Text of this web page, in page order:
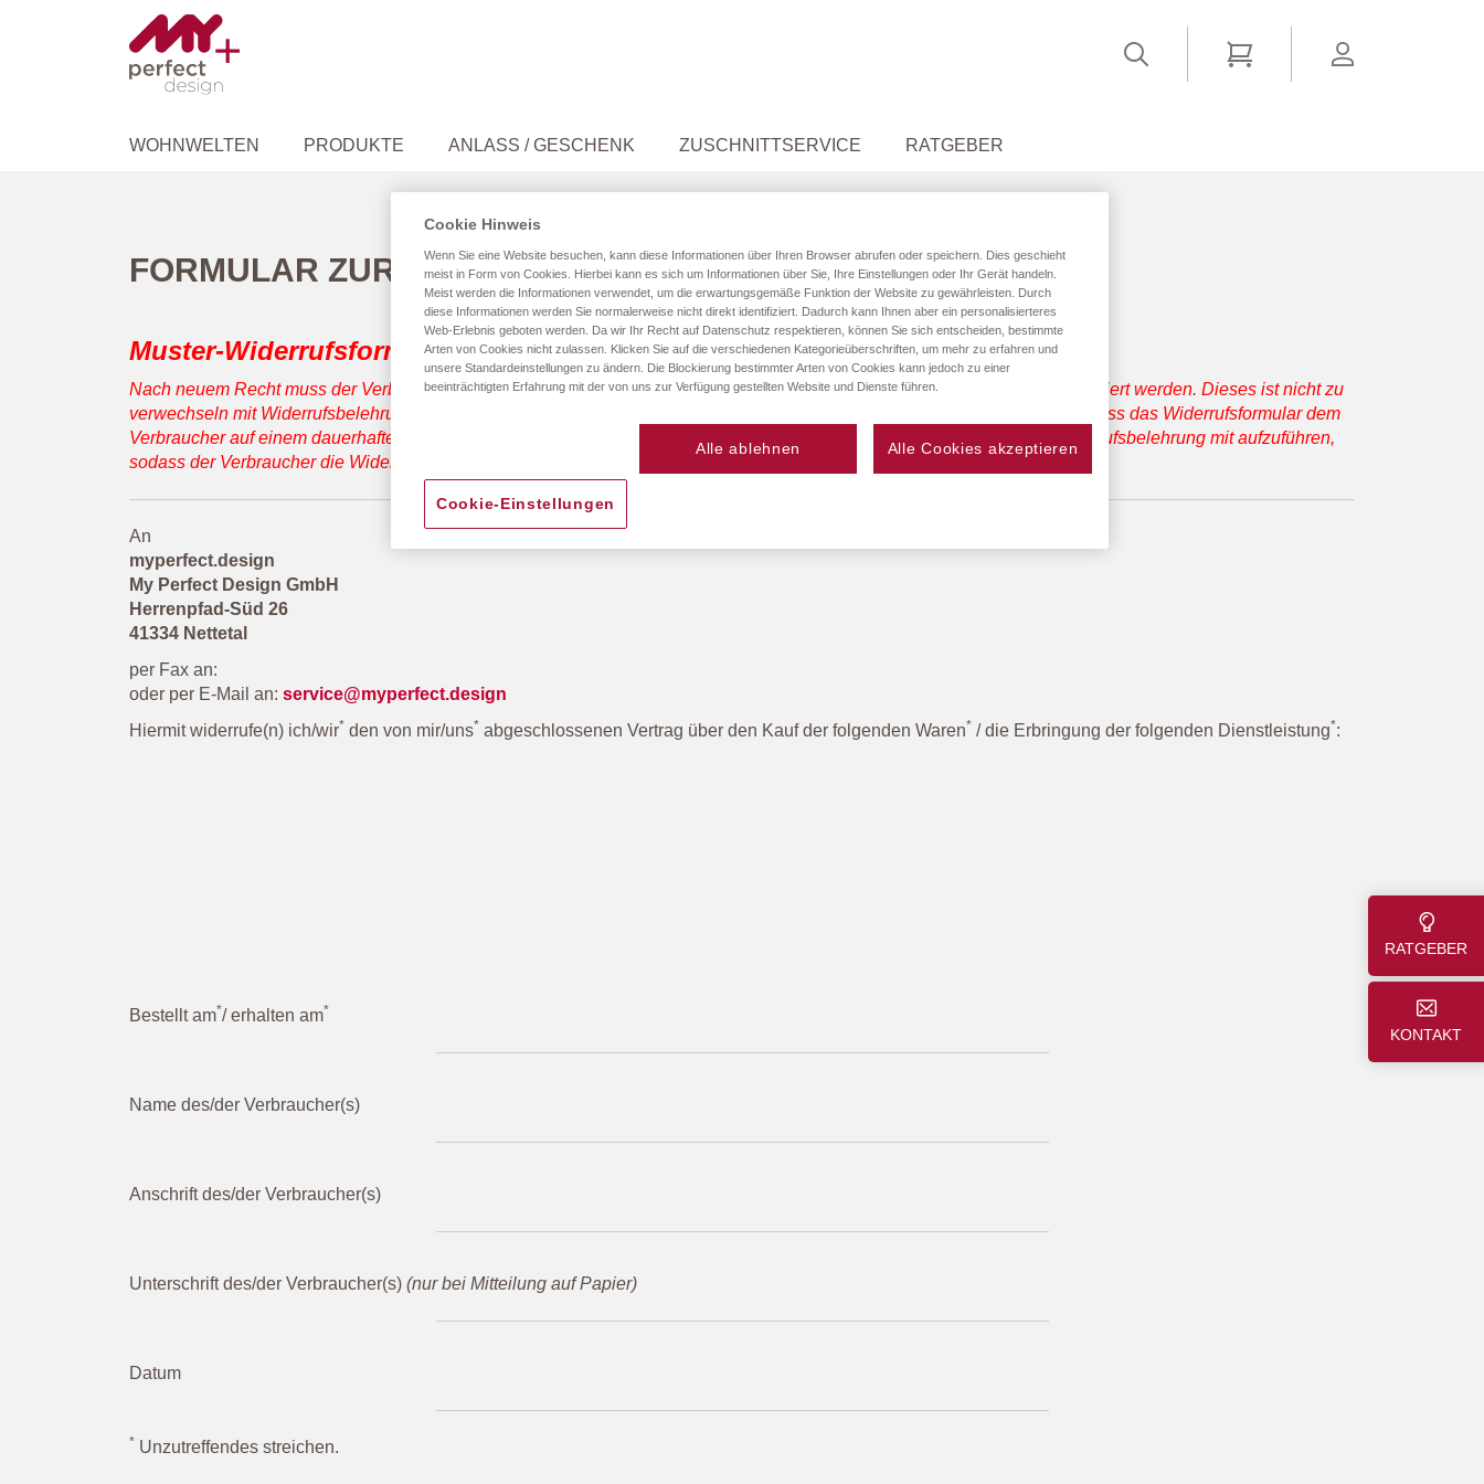
Mein Warenkorb
WOHNWELTEN PRODUKTE ANLASS / GESCHENK ZUSCHNITTSERVICE RATGEBER
FORMULAR ZUR WIDERRUFSBELEHRUNG
Muster-Widerrufsformular
Nach neuem Recht muss der Verbraucher außerdem vor Abgabe seiner Bestellung über das Muster-Widerrufsformular informiert werden. Dieses ist nicht zu
verwechseln mit Widerrufsbelehrung und muss unabhängig von der Art der Belehrung stets verwendet werden. Außerdem muss das Widerrufsformular dem
Verbraucher auf einem dauerhaften Datenträger zur Verfügung gestellt werden. Es bietet sich an, dieses unterhalb der Widerrufsbelehrung mit aufzuführen,
sodass der Verbraucher die Widerrufsbelehrung und das Widerrufs-Formular zusammen in einem Dokument erhält.
An
myperfect.design
My Perfect Design GmbH
Herrenpfad-Süd 26
41334 Nettetal
per Fax an:
oder per E-Mail an: service@myperfect.design
Hiermit widerrufe(n) ich/wir* den von mir/uns* abgeschlossenen Vertrag über den Kauf der folgenden Waren* / die Erbringung der folgenden Dienstleistung*:
Bestellt am*/ erhalten am*
Name des/der Verbraucher(s)
Anschrift des/der Verbraucher(s)
Unterschrift des/der Verbraucher(s) (nur bei Mitteilung auf Papier)
Datum
* Unzutreffendes streichen.
RATGEBER
KONTAKT
Cookie Hinweis
Wenn Sie eine Website besuchen, kann diese Informationen über Ihren Browser abrufen oder speichern. Dies geschieht
meist in Form von Cookies. Hierbei kann es sich um Informationen über Sie, Ihre Einstellungen oder Ihr Gerät handeln.
Meist werden die Informationen verwendet, um die erwartungsgemäße Funktion der Website zu gewährleisten. Durch
diese Informationen werden Sie normalerweise nicht direkt identifiziert. Dadurch kann Ihnen aber ein personalisierteres
Web-Erlebnis geboten werden. Da wir Ihr Recht auf Datenschutz respektieren, können Sie sich entscheiden, bestimmte
Arten von Cookies nicht zulassen. Klicken Sie auf die verschiedenen Kategorieüberschriften, um mehr zu erfahren und
unsere Standardeinstellungen zu ändern. Die Blockierung bestimmter Arten von Cookies kann jedoch zu einer
beeinträchtigten Erfahrung mit der von uns zur Verfügung gestellten Website und Dienste führen.
Alle ablehnen Alle Cookies akzeptieren
Cookie-Einstellungen